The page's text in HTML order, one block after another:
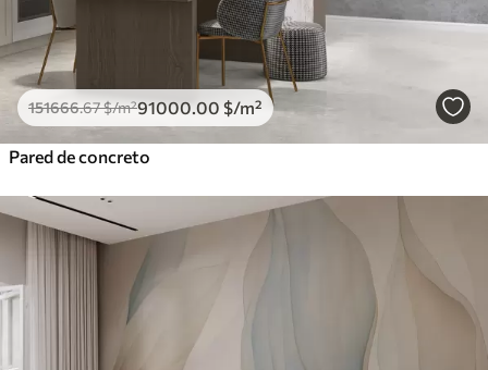
151666.67$/m²91000 .00 $/m²
Pared de concreto